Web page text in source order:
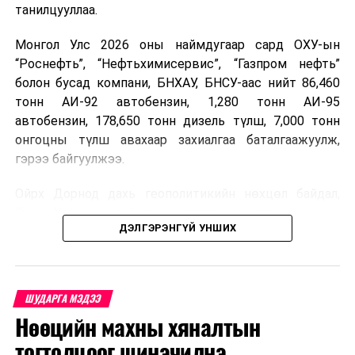
ДАРААХ МЭДЭЭ
Эрх хасагдсан үедээ согтуугаар тээврийн хэрэгсэл
жолоодох нь гэмт хэрэг
ӨМНӨХ МЭДЭЭ
МҮОНТ "Нохойтой дөрвөн танкчин", "Яношик", "Аминаас
чухал үйлс" киног үзэгчдэд хүргэнэ
танилцууллаа.
Монгол Улс 2026 оны наймдугаар сард ОХУ-ын
“Роснефть”, “Нефтьхимисервис”, “Газпром нефть”
болон бусад компани, БНХАУ, БНСУ-аас нийт 86,460
тонн АИ-92 автобензин, 1,280 тонн АИ-95
автобензин, 178,650 тонн дизель түлш, 7,000 тонн
онгоцны түлш авахаар захиалгаа баталгаажуулж,
гэрээ байгуулжээ.
Орос, Украины дайнаас шалтгаалсан газрын тосны
үнийн өсөлт дэлхийн зах зээлд буураагүй байна.
дахин өсөж, ОХУ болон бусад эх үүсвэрээс худалдан
авах шатахууны үнэ 1,200-2,000 ам.долларт хүрчээ.
Иймд дотоодын зах зээл дэх үнийн өсөлтийг
сааруулахын тулд гаалийн болон онцгой албан
ДЭЛГЭРЭНГҮЙ УНШИХ
ШУДАРГА МЭДЭЭ
Нөөцийн махны хяналтын